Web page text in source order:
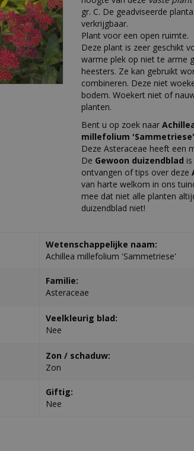
gr. C. De geadviseerde
verkrijgbaar.
Plant voor een open ruimte.
Deze plant is zeer geschikt
warme plek op niet te arme
heesters. Ze kan gebruikt
combineren. Deze niet
bodem. Woekert niet of
planten.
Bent u op zoek naar
millefolium 'Sammetriese'
Deze Asteraceae heeft een
De Gewoon duizendblad
ontvangen of tips over deze
van harte welkom in ons
mee dat niet alle planten
duizendblad niet!
Wetenschappelijke naam:
Achillea millefolium 'Sammetriese'
Familie:
Asteraceae
Veelkleurig blad:
Nee
Zon / schaduw:
Zon
Giftig:
Nee